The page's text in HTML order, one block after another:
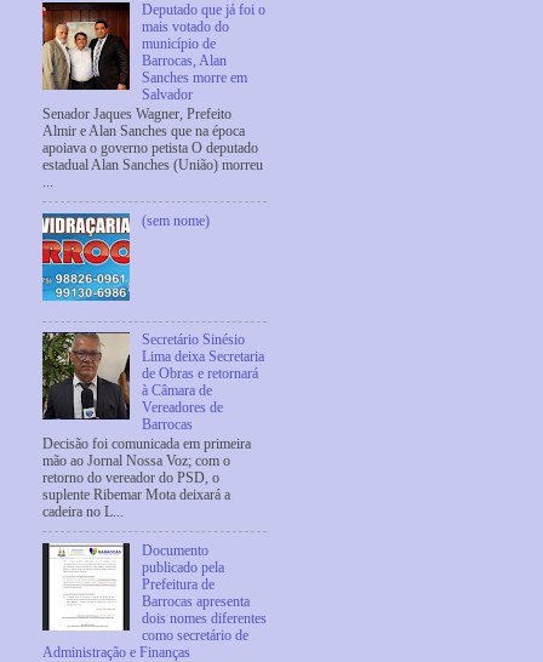
Deputado que já foi o
mais votado do
município de
Barrocas, Alan
Sanches morre em
Salvador
Senador Jaques Wagner, Prefeito
Almir e Alan Sanches que na época
apoiava o governo petista O deputado
estadual Alan Sanches (União) morreu
...
(sem nome)
Secretário Sinésio
Lima deixa Secretaria
de Obras e retornará
à Câmara de
Vereadores de
Barrocas
Decisão foi comunicada em primeira
mão ao Jornal Nossa Voz; com o
retorno do vereador do PSD, o
suplente Ribemar Mota deixará a
cadeira no L...
Documento
publicado pela
Prefeitura de
Barrocas apresenta
dois nomes diferentes
como secretário de
Administração e Finanças